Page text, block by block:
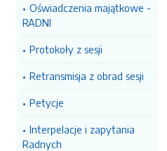
Oświadczenia majątkowe -
RADNI
Protokoły z sesji
Retransmisja z obrad sesji
Petycje
Interpelacje i zapytania
Radnych